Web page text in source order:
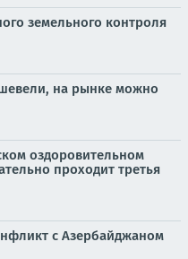
земельного контроля
на рынке можно
оздоровительном
проходит третья
с Азербайджаном